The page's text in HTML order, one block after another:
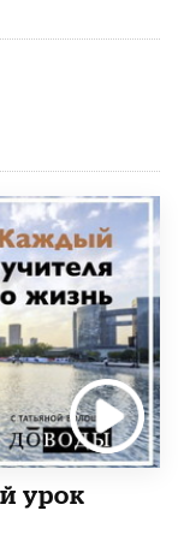
урок